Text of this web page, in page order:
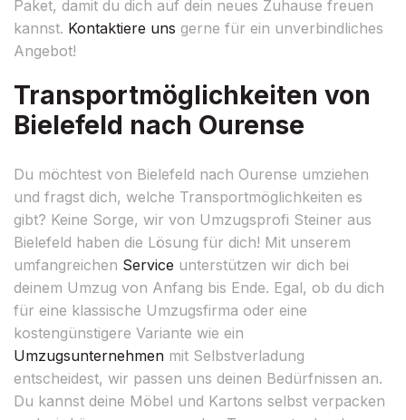
Paket, damit du dich auf dein neues Zuhause freuen
kannst. Kontaktiere uns gerne für ein unverbindliches
Angebot!
Transportmöglichkeiten von
Bielefeld nach Ourense
Du möchtest von Bielefeld nach Ourense umziehen
und fragst dich, welche Transportmöglichkeiten es
gibt? Keine Sorge, wir von Umzugsprofi Steiner aus
Bielefeld haben die Lösung für dich! Mit unserem
umfangreichen Service unterstützen wir dich bei
deinem Umzug von Anfang bis Ende. Egal, ob du dich
für eine klassische Umzugsfirma oder eine
kostengünstigere Variante wie ein
Umzugsunternehmen mit Selbstverladung
entscheidest, wir passen uns deinen Bedürfnissen an.
Du kannst deine Möbel und Kartons selbst verpacken